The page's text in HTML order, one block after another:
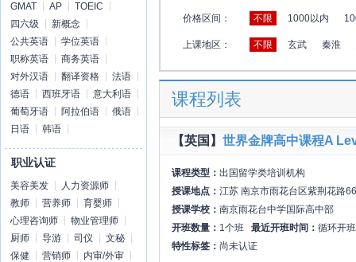
GMAT
AP
TOEIC
四六级
新概念
公共英语
学位英语
职称英语
商务英语
对外汉语
翻译资格
法语
德语
西班牙语
意大利语
葡萄牙语
阿拉伯语
俄语
日语
韩语
职业认证
美容美发
人力资源师
教师
营养师
育婴师
心理咨询师
物业管理师
厨师
导游 司仪
文秘
保健
营销师
内审/外审
价格区间： 不限 1000以内
上课地区： 不限 玄武 秦淮
课程列表
【英国】 世界金牌高中课程A
课程类型： 出国留学类培训机构
授课地点： 江苏 南京市雨花台区紫荆花路
授课学校： 南京雨花台中学国际高中部
开班数量： 1个班 最近开班时间： 循环开班
特性标签： 尚未认证